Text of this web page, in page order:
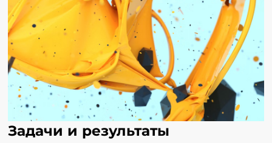
Задачи и результаты